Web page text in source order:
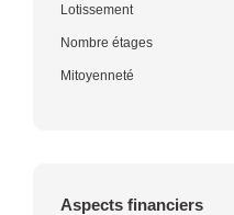
Lotissement
Nombre étages
Mitoyenneté
Aspects financiers